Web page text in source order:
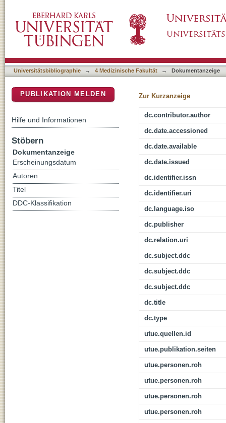
Universitätsbibliographie → 4 Medizinische Fakultät → Dokumentanzeige
Zur Kurzanzeige
dc.contributor.author
dc.date.accessioned
dc.date.available
dc.date.issued
dc.identifier.issn
dc.identifier.uri
dc.language.iso
dc.publisher
dc.relation.uri
dc.subject.ddc
dc.subject.ddc
dc.subject.ddc
dc.title
dc.type
utue.quellen.id
utue.publikation.seiten
utue.personen.roh
utue.personen.roh
utue.personen.roh
utue.personen.roh
PUBLIKATION MELDEN
Hilfe und Informationen
Stöbern
Dokumentanzeige
Erscheinungsdatum
Autoren
Titel
DDC-Klassifikation